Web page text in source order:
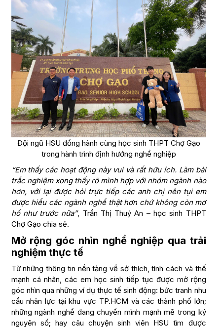
Đội ngũ HSU đồng hành cùng học sinh THPT Chợ Gạo
trong hành trình định hướng nghề nghiệp
“Em thấy các hoạt động này vui và rất hữu ích. Làm bài
trắc nghiệm xong thấy rõ mình hợp với nhóm ngành nào
hơn, với lại được hỏi trực tiếp các anh chị nên tụi em
được hiểu các ngành nghề thật hơn chứ không còn mơ
hồ như trước nữa”, Trần Thị Thuý An – học sinh THPT
Chợ Gạo chia sẻ.
Mở rộng góc nhìn nghề nghiệp qua trải
nghiệm thực tế
Từ những thông tin nền tảng về sở thích, tính cách và thế
mạnh cá nhân, các em học sinh tiếp tục được mở rộng
góc nhìn qua những ví dụ thực tế sinh động: bức tranh nhu
cầu nhân lực tại khu vực TP.HCM và các thành phố lớn;
những ngành nghề đang chuyển mình mạnh mẽ trong kỷ
nguyên số; hay câu chuyện sinh viên HSU tìm được